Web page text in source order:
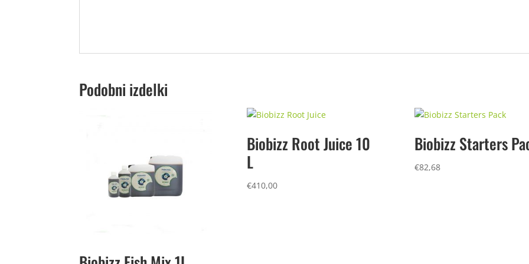
Podobni izdelki
Biobizz Root Juice 10
L
€410,00
Biobizz Starters
€82,68